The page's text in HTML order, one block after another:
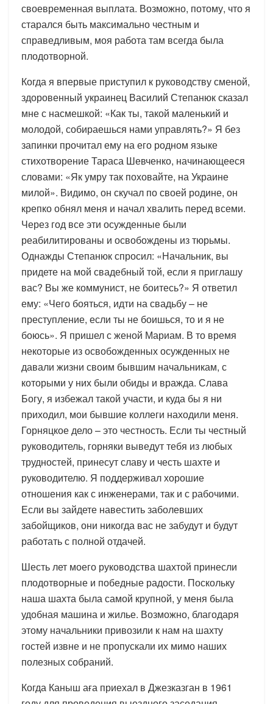
своевременная выплата. Возможно, потому, что я
старался быть максимально честным и
справедливым, моя работа там всегда была
плодотворной.
Когда я впервые приступил к руководству сменой,
здоровенный украинец Василий Степанюк сказал
мне с насмешкой: «Как ты, такой маленький и
молодой, собираешься нами управлять?» Я без
запинки прочитал ему на его родном языке
стихотворение Тараса Шевченко, начинающееся
словами: «Як умру так поховайте, на Украине
милой». Видимо, он скучал по своей родине, он
крепко обнял меня и начал хвалить перед всеми.
Через год все эти осужденные были
реабилитированы и освобождены из тюрьмы.
Однажды Степанюк спросил: «Начальник, вы
придете на мой свадебный той, если я приглашу
вас? Вы же коммунист, не боитесь?» Я ответил
ему: «Чего бояться, идти на свадьбу – не
преступление, если ты не боишься, то и я не
боюсь». Я пришел с женой Мариам. В то время
некоторые из освобожденных осужденных не
давали жизни своим бывшим начальникам, с
которыми у них были обиды и вражда. Слава
Богу, я избежал такой участи, и куда бы я ни
приходил, мои бывшие коллеги находили меня.
Горняцкое дело – это честность. Если ты честный
руководитель, горняки выведут тебя из любых
трудностей, принесут славу и честь шахте и
руководителю. Я поддерживал хорошие
отношения как с инженерами, так и с рабочими.
Если вы зайдете навестить заболевших
забойщиков, они никогда вас не забудут и будут
работать с полной отдачей.
Шесть лет моего руководства шахтой принесли
плодотворные и победные радости. Поскольку
наша шахта была самой крупной, у меня была
удобная машина и жилье. Возможно, благодаря
этому начальники привозили к нам на шахту
гостей извне и не пропускали их мимо наших
полезных собраний.
Когда Каныш аға приехал в Джезказган в 1961